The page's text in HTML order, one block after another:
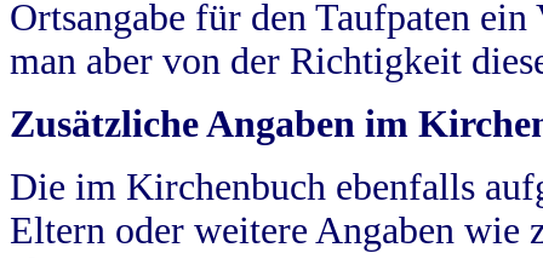
Ortsangabe für den Taufpaten
man aber von der Richtigkeit
Zusätzliche Angaben im
Die im Kirchenbuch ebenfalls
Eltern oder weitere Angaben wie